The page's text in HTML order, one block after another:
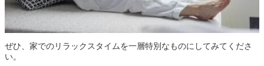
ぜひ、家でのリラックスタイムを一層特別なものにしてみてくださ
い。